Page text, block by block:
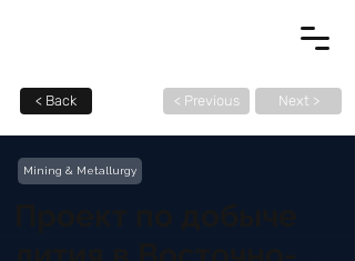
< Back < Previous Next >
Mining & Metallurgy